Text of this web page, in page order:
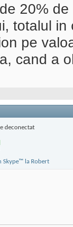
20%
totalul in
pe
cand a